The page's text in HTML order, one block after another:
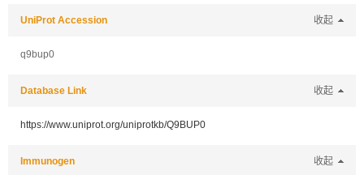
UniProt Accession 收起
q9bup0
Database Link 收起
https://www.uniprot.org/uniprotkb/Q9BUP0
Immunogen 收起